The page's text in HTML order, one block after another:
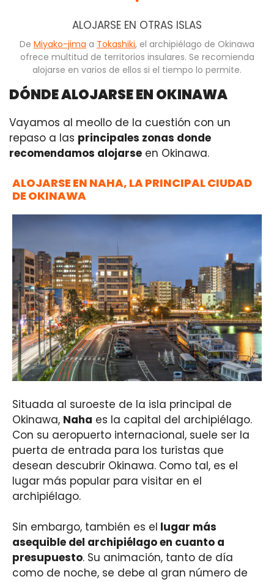
ALOJARSE EN OTRAS ISLAS
De Miyako-jima a Tokashiki, el archipiélago de Okinawa
ofrece multitud de territorios insulares. Se recomienda
alojarse en varios de ellos si el tiempo lo permite.
DÓNDE ALOJARSE EN OKINAWA
Vayamos al meollo de la cuestión con un
repaso a las principales zonas donde
recomendamos alojarse en Okinawa.
ALOJARSE EN NAHA, LA PRINCIPAL CIUDAD
DE OKINAWA
Situada al suroeste de la isla principal de
Okinawa, Naha es la capital del archipiélago.
Con su aeropuerto internacional, suele ser la
puerta de entrada para los turistas que
desean descubrir Okinawa. Como tal, es el
lugar más popular para visitar en el
archipiélago.
Sin embargo, también es el lugar más
asequible del archipiélago en cuanto a
presupuesto. Su animación, tanto de día
como de noche, se debe al gran número de